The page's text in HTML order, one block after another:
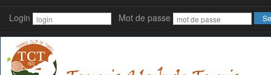
Login Mot de passe